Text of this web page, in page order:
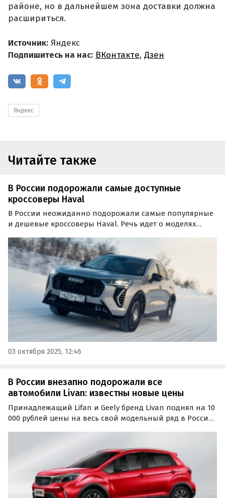
районе, но в дальнейшем зона доставки должна
расшириться.
Источник: Яндекс
Подпишитесь на нас: ВКонтакте, Дзен
Яндекс
Читайте также
В России подорожали самые доступные
кроссоверы Haval
В России неожиданно подорожали самые популярные
и дешевые кроссоверы Haval. Речь идет о моделях
в некоторых комплектациях прибавили в цене по 50
тыс. рублей.
03 октября 2025, 12:46
В России внезапно подорожали все
автомобили Livan: известны новые цены
Принадлежащий Lifan и Geely бренд Livan поднял на 10
000 рублей цены на весь свой модельный ряд в России.
Pro 2023 и 2024 годов выпуска, выяснили…